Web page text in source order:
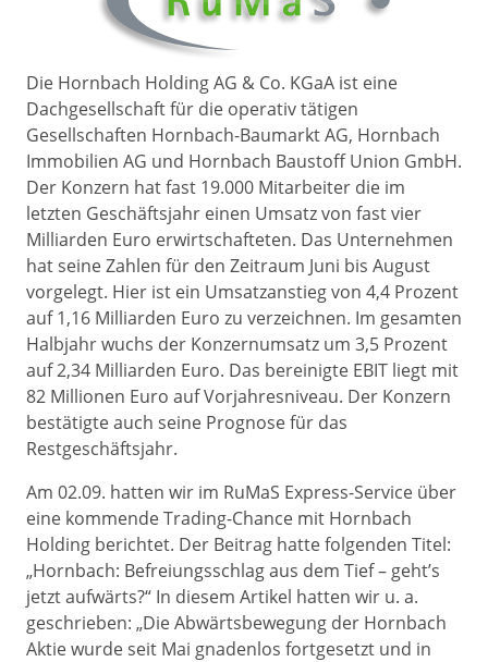
Die Hornbach Holding AG & Co. KGaA ist eine
Dachgesellschaft für die operativ tätigen
Gesellschaften Hornbach-Baumarkt AG, Hornbach
Immobilien AG und Hornbach Baustoff Union GmbH.
Der Konzern hat fast 19.000 Mitarbeiter die im
letzten Geschäftsjahr einen Umsatz von fast vier
Milliarden Euro erwirtschafteten. Das Unternehmen
hat seine Zahlen für den Zeitraum Juni bis August
vorgelegt. Hier ist ein Umsatzanstieg von 4,4 Prozent
auf 1,16 Milliarden Euro zu verzeichnen. Im gesamten
Halbjahr wuchs der Konzernumsatz um 3,5 Prozent
auf 2,34 Milliarden Euro. Das bereinigte EBIT liegt mit
82 Millionen Euro auf Vorjahresniveau. Der Konzern
bestätigte auch seine Prognose für das
Restgeschäftsjahr.
Am 02.09. hatten wir im RuMaS Express-Service über
eine kommende Trading-Chance mit Hornbach
Holding berichtet. Der Beitrag hatte folgenden Titel:
„Hornbach: Befreiungsschlag aus dem Tief – geht’s
jetzt aufwärts?“ In diesem Artikel hatten wir u. a.
geschrieben: „Die Abwärtsbewegung der Hornbach
Aktie wurde seit Mai gnadenlos fortgesetzt und in